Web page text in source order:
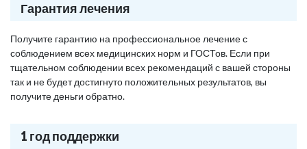
Гарантия лечения
Получите гарантию на профессиональное лечение с
соблюдением всех медицинских норм и ГОСТов. Если при
тщательном соблюдении всех рекомендаций с вашей стороны
так и не будет достигнуто положительных результатов, вы
получите деньги обратно.
1 год поддержки